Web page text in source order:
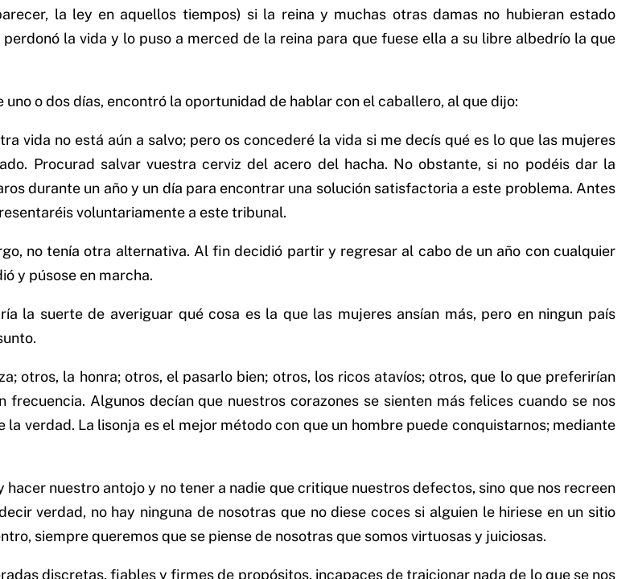
la ley en aquellos tiempos) si la reina y muchas otras damas no hubieran estado
la vida y lo puso a merced de la reina para que fuese ella a su libre albedrío la que
o dos días, encontró la oportunidad de hablar con el caballero, al que dijo:
vida no está aún a salvo; pero os concederé la vida si me decís qué es lo que las mujeres
Procurad salvar vuestra cerviz del acero del hacha. No obstante, si no podéis dar la
durante un año y un día para encontrar una solución satisfactoria a este problema. Antes
voluntariamente a este tribunal.
no tenía otra alternativa. Al fin decidió partir y regresar al cabo de un año con cualquier
y púsose en marcha.
la suerte de averiguar qué cosa es la que las mujeres ansían más, pero en ningun país
otros, la honra; otros, el pasarlo bien; otros, los ricos atavíos; otros, que lo que preferirían
Algunos decían que nuestros corazones se sienten más felices cuando se nos
verdad. La lisonja es el mejor método con que un hombre puede conquistarnos; mediante
nuestro antojo y no tener a nadie que critique nuestros defectos, sino que nos recreen
verdad, no hay ninguna de nosotras que no diese coces si alguien le hiriese en un sitio
siempre queremos que se piense de nosotras que somos virtuosas y juiciosas.
discretas, fiables y firmes de propósitos, incapaces de traicionar nada de lo que se nos